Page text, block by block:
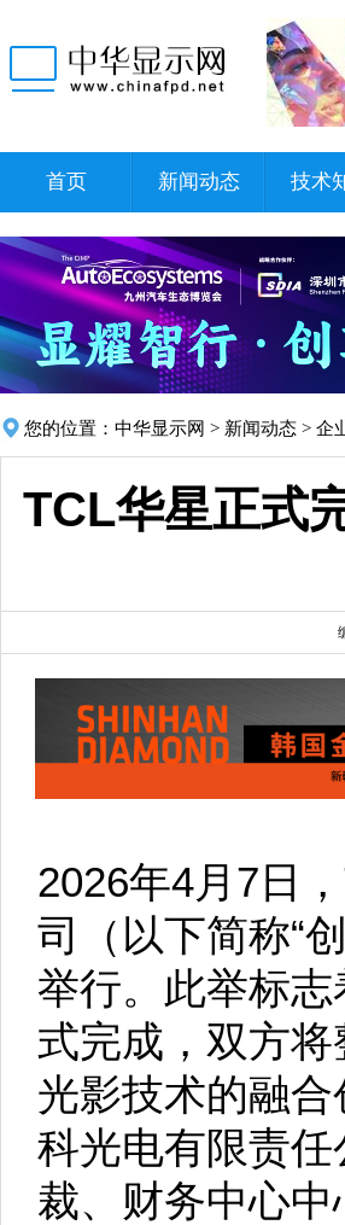
首页 新闻动态 技术
您的位置： 中华显示网 > 新闻动态 > 企
TCL华星正式
2026年4月7日
司（以下简称“
举行。此举标
式完成，双方
光影技术的融
科光电有限责
裁、财务中心